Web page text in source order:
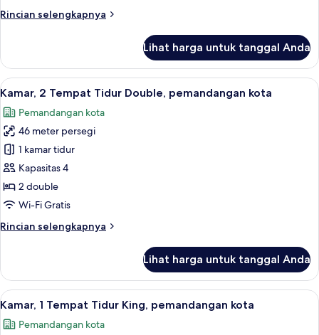
Rincian selengkapnya
Rincian
Kamar,
Tempat
King
Lihat harga untuk tanggal Anda
Lihat
semua
foto
untuk
Kamar,
2
Tempat
Tidur
pemandangan
7
Kamar, 2 Tempat Tidur Double, pemandangan kota
Pemandangan kota
46 meter persegi
1 kamar tidur
Kapasitas 4
2 double
Wi-Fi Gratis
Rincian selengkapnya
Rincian
Kamar,
Tempat
Double,
Lihat harga untuk tanggal Anda
Lihat
semua
foto
10
Kamar, 1 Tempat Tidur King, pemandangan kota
Pemandangan kota